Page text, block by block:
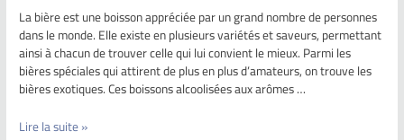
La bière est une boisson appréciée par un grand nombre de personnes
dans le monde. Elle existe en plusieurs variétés et saveurs, permettant
ainsi à chacun de trouver celle qui lui convient le mieux. Parmi les
bières spéciales qui attirent de plus en plus d’amateurs, on trouve les
bières exotiques. Ces boissons alcoolisées aux arômes …
Lire la suite »